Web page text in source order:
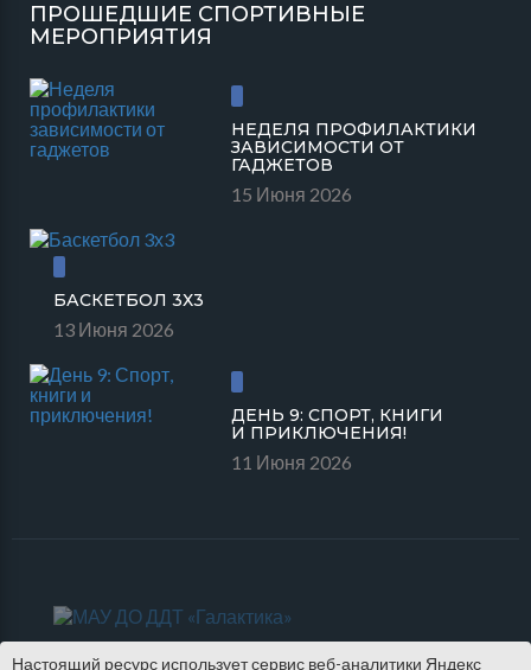
ПРОШЕДШИЕ СПОРТИВНЫЕ
МЕРОПРИЯТИЯ
НЕДЕЛЯ ПРОФИЛАКТИКИ
ЗАВИСИМОСТИ ОТ
ГАДЖЕТОВ
15 Июня 2026
БАСКЕТБОЛ 3Х3
13 Июня 2026
ДЕНЬ 9: СПОРТ, КНИГИ
И ПРИКЛЮЧЕНИЯ!
11 Июня 2026
Настоящий ресурс использует сервис веб-аналитики Яндекс